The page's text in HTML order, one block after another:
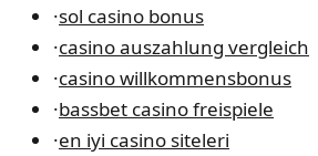
·sol casino bonus
·casino auszahlung vergleich
·casino willkommensbonus
·bassbet casino freispiele
·en iyi casino siteleri